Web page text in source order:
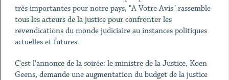
très importantes pour notre pays, "A Votre Avis" rassemble
tous les acteurs de la justice pour confronter les
revendications du monde judiciaire au instances politiques
actuelles et futures.
C'est l'annonce de la soirée: le ministre de la Justice, Koen
Geens, demande une augmentation du budget de la justice